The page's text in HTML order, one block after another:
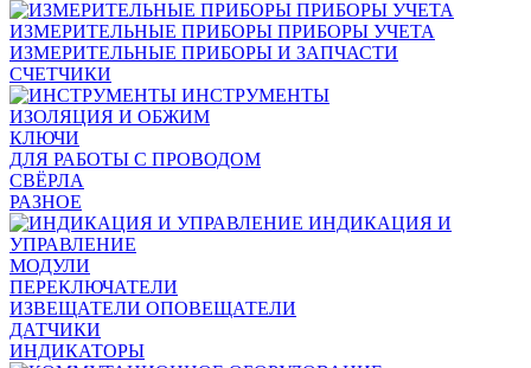
ИЗМЕРИТЕЛЬНЫЕ ПРИБОРЫ ПРИБОРЫ УЧЕТА
ИЗМЕРИТЕЛЬНЫЕ ПРИБОРЫ И ЗАПЧАСТИ
СЧЕТЧИКИ
ИНСТРУМЕНТЫ
ИЗОЛЯЦИЯ И ОБЖИМ
КЛЮЧИ
ДЛЯ РАБОТЫ С ПРОВОДОМ
СВЁРЛА
РАЗНОЕ
ИНДИКАЦИЯ И
УПРАВЛЕНИЕ
МОДУЛИ
ПЕРЕКЛЮЧАТЕЛИ
ИЗВЕЩАТЕЛИ ОПОВЕЩАТЕЛИ
ДАТЧИКИ
ИНДИКАТОРЫ